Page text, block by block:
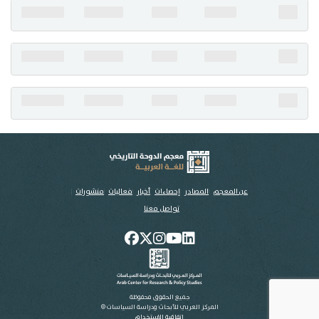
عن المعجم المصادر إحصاءات أخبار فعاليات منشورات
تواصل معنا
جميع الحقوق محفوظة
المركز العربي للأبحاث ودراسة السياسات ©